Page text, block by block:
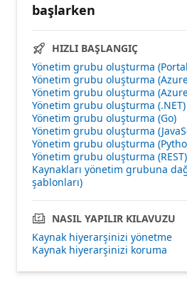
başlarken
HIZLI BAŞLANGIÇ
Yönetim grubu oluşturma
Yönetim grubu oluşturma
Yönetim grubu oluşturma
Yönetim grubu oluşturma (.NET)
Yönetim grubu oluşturma (Go)
Yönetim grubu oluşturma
Yönetim grubu oluşturma
Yönetim grubu oluşturma (REST)
Kaynakları yönetim grubuna
şablonları)
NASIL YAPILIR KILAVUZU
Kaynak hiyerarşinizi yönetme
Kaynak hiyerarşinizi koruma